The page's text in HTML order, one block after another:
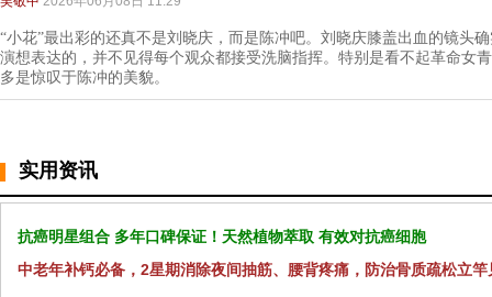
“小花”最出彩的还真不是刘晓庆，而是陈冲吧。刘晓庆膝盖出血的镜头
演想表达的，并不见得每个观众都接受洗脑指挥。特别是看不起革命女
多是惊叹于陈冲的美貌。
实用资讯
抗癌明星组合 多年口碑保证！天然植物萃取 有效对抗癌细胞
中老年补钙必备，2星期消除夜间抽筋、腰背疼痛，防治骨质疏松立竿